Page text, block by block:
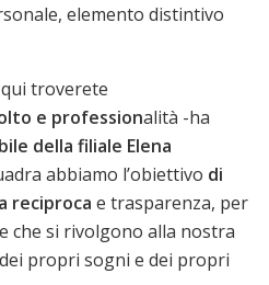
elemento distintivo
troverete
e professionalità -ha
della filiale Elena
abbiamo l’obiettivo di
reciproca e trasparenza, per
che si rivolgono alla nostra
propri sogni e dei propri